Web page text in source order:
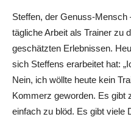
Steffen, der Genuss-Mensch
tägliche Arbeit als Trainer zu
geschätzten Erlebnissen.
sich Steffens erarbeitet hat:
Nein, ich wöllte heute kein
Kommerz geworden. Es gibt
einfach zu blöd. Es gibt viele